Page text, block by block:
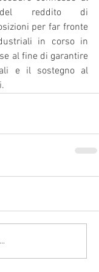
del reddito di
per far fronte
in corso in
al fine di garantire
e il sostegno al